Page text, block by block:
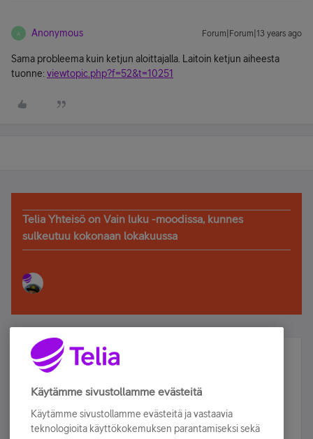
A Anonymous Forum|Forum|13 years ago
Sama probleema kuin ketjun aloittajalla. Laitoin ketjun aiheesta
tuonne: viewtopic.php?f=52&t=10251
Telia Yhteisö on Vain luku -moodissa, kunnes
sulkeutuu kokonaan lokakuussa
Älä jää paitsi – osallistu ja voita!
Tilaa Telian uutiskirje ja olet mukana arvonnassa.
sähköpostiisi.
Käytämme sivustollamme evästeitä
Käytämme sivustollamme evästeitä ja vastaavia
teknologioita käyttökokemuksen parantamiseksi sekä